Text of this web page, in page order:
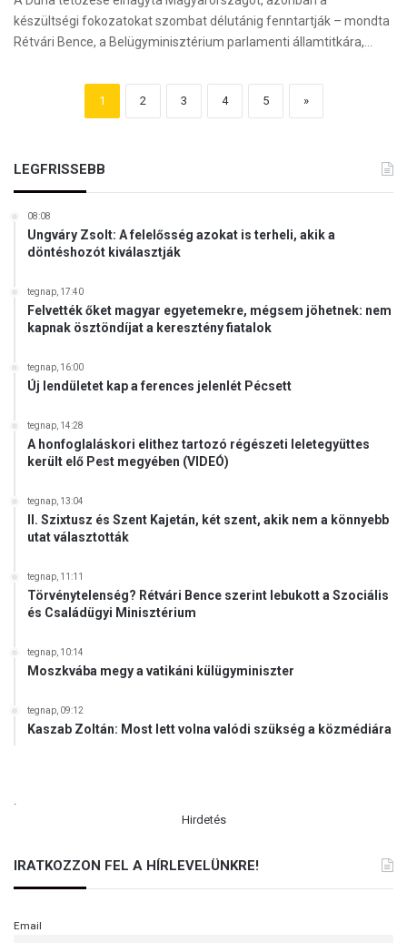
készültségi fokozatokat szombat délutánig fenntartják – mondta
Rétvári Bence, a Belügyminisztérium parlamenti államtitkára,…
1 2 3 4 5 »
LEGFRISSEBB
08:08
Ungváry Zsolt: A felelősség azokat is terheli, akik a
döntéshozót kiválasztják
tegnap, 17:40
Felvették őket magyar egyetemekre, mégsem jöhetnek: nem
kapnak ösztöndíjat a keresztény fiatalok
tegnap, 16:00
Új lendületet kap a ferences jelenlét Pécsett
tegnap, 14:28
A honfoglaláskori elithez tartozó régészeti leletegyüttes
került elő Pest megyében (VIDEÓ)
tegnap, 13:04
II. Szixtusz és Szent Kajetán, két szent, akik nem a könnyebb
utat választották
tegnap, 11:11
Törvénytelenség? Rétvári Bence szerint lebukott a Szociális
és Családügyi Minisztérium
tegnap, 10:14
Moszkvába megy a vatikáni külügyminiszter
tegnap, 09:12
Kaszab Zoltán: Most lett volna valódi szükség a közmédiára
.
Hirdetés
IRATKOZZON FEL A HÍRLEVELÜNKRE!
Email